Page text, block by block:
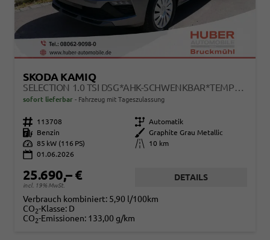
SKODA KAMIQ
SELECTION 1.0 TSI DSG*AHK-SCHWENKBAR*TEMPOMAT*PDC-HINTEN*KEYLESS-GO*SHZ*
sofort lieferbar Fahrzeug mit Tageszulassung
Fahrzeugnr. 113708 Getriebe Automatik
Kraftstoff
Benzin Außenfarbe
Graphite Grau Metallic
Leistung 85 kW (116 PS) Kilometerstand
10 km
01.06.2026
25.690,– €
incl. 19% MwSt.
DETAILS
Verbrauch kombiniert: 5,90 l/100km
CO2-Klasse: D
CO2-Emissionen: 133,00 g/km